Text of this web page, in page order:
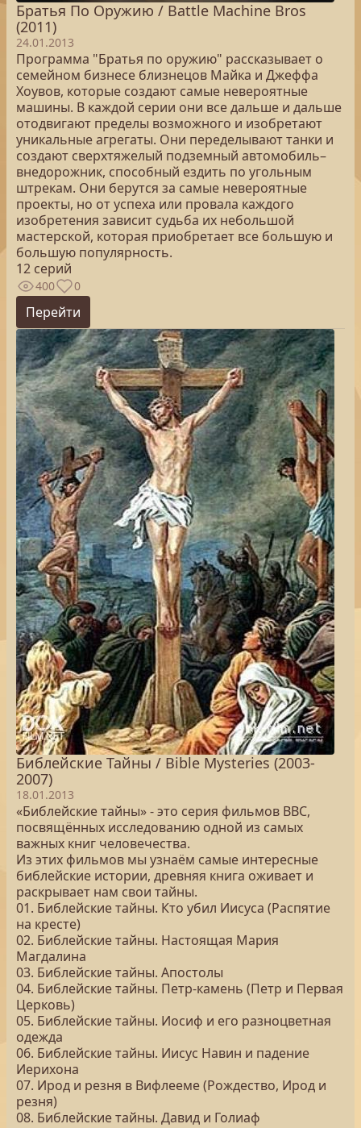
Братья По Оружию / Battle Machine Bros
(2011)
24.01.2013
Программа "Братья по оружию" рассказывает о
семейном бизнесе близнецов Майка и Джеффа
Хоувов, которые создают самые невероятные
машины. В каждой серии они все дальше и дальше
отодвигают пределы возможного и изобретают
уникальные агрегаты. Они переделывают танки и
создают сверхтяжелый подземный автомобиль–
внедорожник, способный ездить по угольным
штрекам. Они берутся за самые невероятные
проекты, но от успеха или провала каждого
изобретения зависит судьба их небольшой
мастерской, которая приобретает все большую и
большую популярность.
12 серий
400 0
Перейти
Библейские Тайны / Bible Mysteries (2003-
2007)
18.01.2013
«Библейские тайны» - это серия фильмов BBC,
посвящённых исследованию одной из самых
важных книг человечества.
Из этих фильмов мы узнаём самые интересные
библейские истории, древняя книга оживает и
раскрывает нам свои тайны.
01. Библейские тайны. Кто убил Иисуса (Распятие
на кресте)
02. Библейские тайны. Настоящая Мария
Магдалина
03. Библейские тайны. Апостолы
04. Библейские тайны. Петр-камень (Петр и Первая
Церковь)
05. Библейские тайны. Иосиф и его разноцветная
одежда
06. Библейские тайны. Иисус Навин и падение
Иерихона
07. Ирод и резня в Вифлееме (Рождество, Ирод и
резня)
08. Библейские тайны. Давид и Голиаф